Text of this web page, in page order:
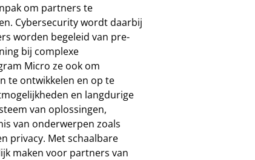
om partners te
Cybersecurity wordt daarbij
worden begeleid van pre-
bij complexe
Micro ze ook om
te ontwikkelen en op te
en langdurige
van oplossingen,
van onderwerpen zoals
privacy. Met schaalbare
maken voor partners van